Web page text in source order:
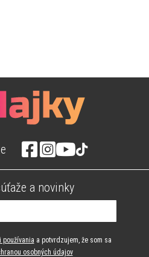
a novinky
používania a potvrdzujem, že som sa
osobných údajov